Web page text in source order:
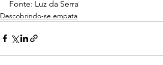
Fonte: Luz da Serra
Descobrindo-se empata